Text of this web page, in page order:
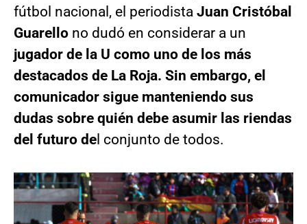
fútbol nacional, el periodista Juan Cristóbal
Guarello no dudó en considerar a un
jugador de la U como uno de los más
destacados de La Roja. Sin embargo, el
comunicador sigue manteniendo sus
dudas sobre quién debe asumir las riendas
del futuro de l conjunto de todos.